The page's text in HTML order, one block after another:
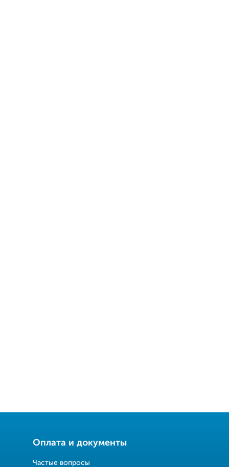
Оплата и документы
Частые вопросы